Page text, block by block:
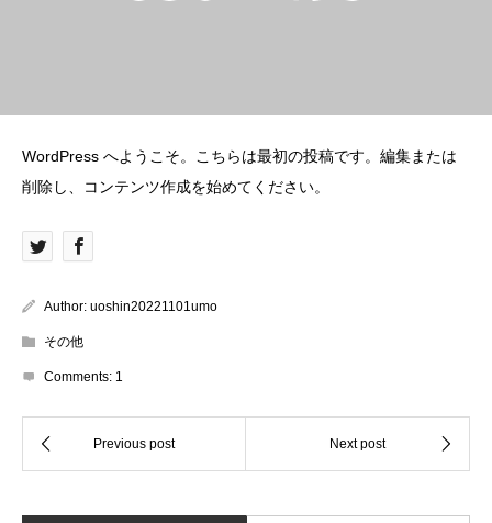
WordPress へようこそ。こちらは最初の投稿です。編集または
削除し、コンテンツ作成を始めてください。
Author: uoshin20221101umo
その他
Comments: 1